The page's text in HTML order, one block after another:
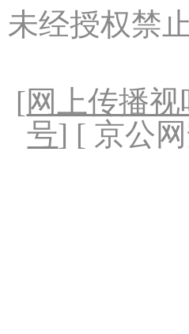
未经授权禁
[网上传播
号] [ 京公